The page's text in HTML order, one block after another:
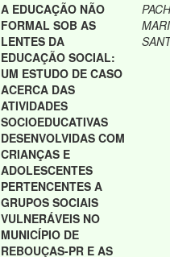
A EDUCAÇÃO NÃO
FORMAL SOB AS
LENTES DA
EDUCAÇÃO SOCIAL:
UM ESTUDO DE CASO
ACERCA DAS
ATIVIDADES
SOCIOEDUCATIVAS
DESENVOLVIDAS COM
CRIANÇAS E
ADOLESCENTES
PERTENCENTES A
GRUPOS SOCIAIS
VULNERÁVEIS NO
MUNICÍPIO DE
REBOUÇAS-PR E AS